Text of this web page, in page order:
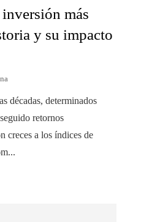
más
y su impacto
décadas, determinados
retornos
creces a los índices de